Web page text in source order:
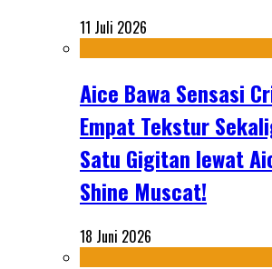
11 Juli 2026
Aice Bawa Sensasi
Empat Tekstur
Satu Gigitan lewat
Shine Muscat!
18 Juni 2026